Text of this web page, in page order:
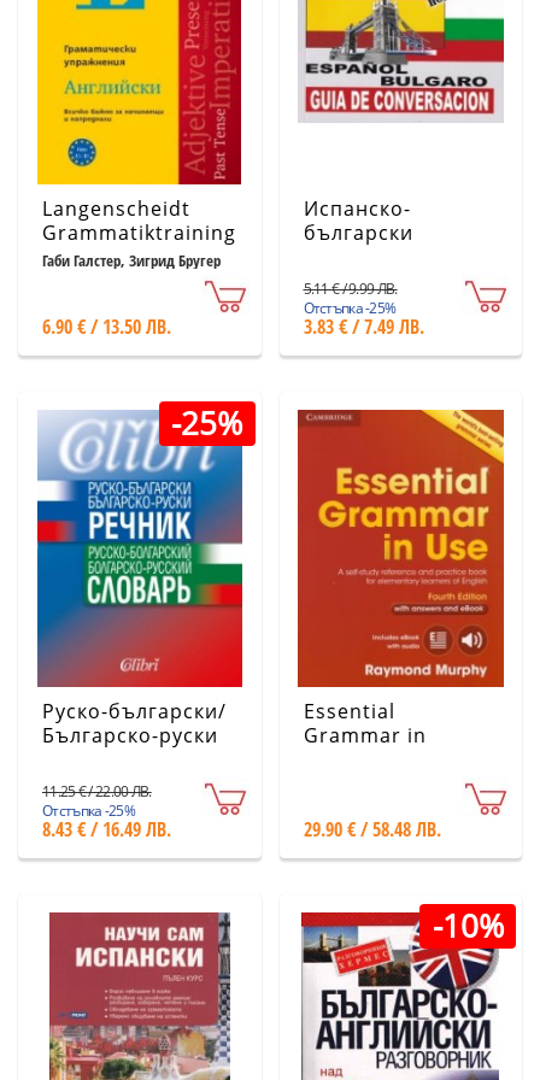
Langenscheidt
Grammatiktraining.
Граматически
Габи Галстер, Зигрид Бругер
6.90 € / 13.50 ЛВ.
Испанско-
български
5.11 € / 9.99 ЛВ.
Отстъпка -25%
3.83 € / 7.49 ЛВ.
-25%
Руско-български/
Българско-руски
11.25 € / 22.00 ЛВ.
Отстъпка -25%
8.43 € / 16.49 ЛВ.
Essential
Grammar in
with answers and
29.90 € / 58.48 ЛВ.
-10%